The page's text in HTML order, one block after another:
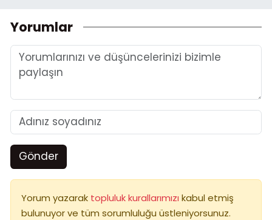
Yorumlar
Gönder
Yorum yazarak topluluk kurallarımızı kabul etmiş
bulunuyor ve tüm sorumluluğu üstleniyorsunuz.